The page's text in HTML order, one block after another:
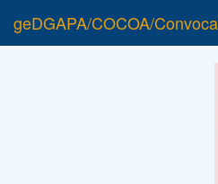
geDGAPA/COCOA/